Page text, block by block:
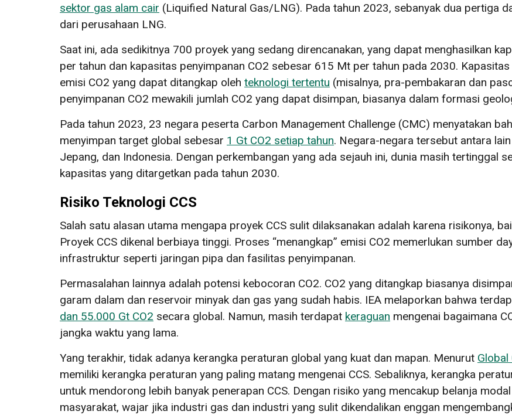
sektor gas alam cair (Liquified Natural Gas/LNG). Pada tahun 2023, sebanyak dua pertiga
dari perusahaan LNG.
Saat ini, ada sedikitnya 700 proyek yang sedang direncanakan, yang dapat menghasilkan
per tahun dan kapasitas penyimpanan CO2 sebesar 615 Mt per tahun pada 2030.
emisi CO2 yang dapat ditangkap oleh teknologi tertentu (misalnya, pra-pembakaran dan
penyimpanan CO2 mewakili jumlah CO2 yang dapat disimpan, biasanya dalam formasi
Pada tahun 2023, 23 negara peserta Carbon Management Challenge (CMC) menyatakan
menyimpan target global sebesar 1 Gt CO2 setiap tahun. Negara-negara tersebut antara
Jepang, dan Indonesia. Dengan perkembangan yang ada sejauh ini, dunia masih tertinggal
kapasitas yang ditargetkan pada tahun 2030.
Risiko Teknologi CCS
Salah satu alasan utama mengapa proyek CCS sulit dilaksanakan adalah karena risikonya,
Proyek CCS dikenal berbiaya tinggi. Proses “menangkap” emisi CO2 memerlukan sumber
infrastruktur seperti jaringan pipa dan fasilitas penyimpanan.
Permasalahan lainnya adalah potensi kebocoran CO2. CO2 yang ditangkap biasanya
garam dalam dan reservoir minyak dan gas yang sudah habis. IEA melaporkan bahwa
dan 55.000 Gt CO2 secara global. Namun, masih terdapat keraguan mengenai bagaimana
jangka waktu yang lama.
Yang terakhir, tidak adanya kerangka peraturan global yang kuat dan mapan. Menurut Global
memiliki kerangka peraturan yang paling matang mengenai CCS. Sebaliknya, kerangka
untuk mendorong lebih banyak penerapan CCS. Dengan risiko yang mencakup belanja
masyarakat, wajar jika industri gas dan industri yang sulit dikendalikan enggan